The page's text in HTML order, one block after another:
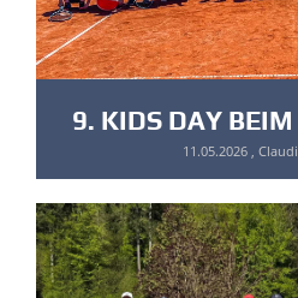
9. KIDS DAY
11.05.2026 ,